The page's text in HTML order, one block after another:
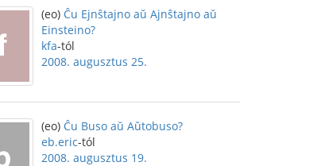
(eo) Ĉu Ejnŝtajno aŭ Ajnŝtajno aŭ
Einsteino?
kfa-tól
2008. augusztus 25.
(eo) Ĉu Buso aŭ Aŭtobuso?
eb.eric-tól
2008. augusztus 19.